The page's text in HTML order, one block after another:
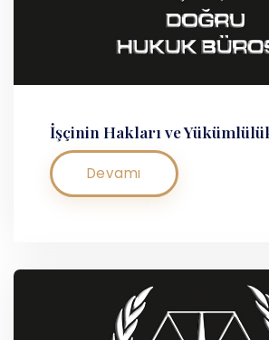
İşçinin Hakları ve
Devamı